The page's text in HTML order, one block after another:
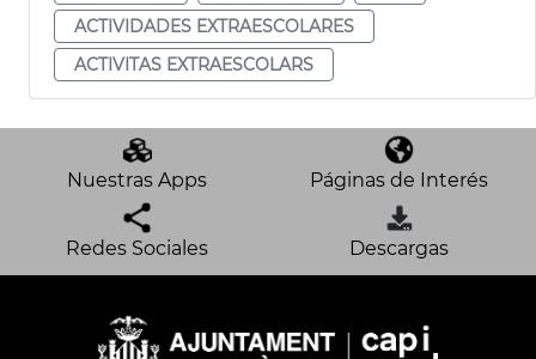
ACTIVIDADES EXTRAESCOLARES
ACTIVITAS EXTRAESCOLARS
Nuestras Apps Páginas de Interés
Redes Sociales Descargas